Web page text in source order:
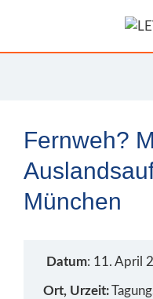
Fernweh?
München
Datum: 11. April
Ort, Urzeit: